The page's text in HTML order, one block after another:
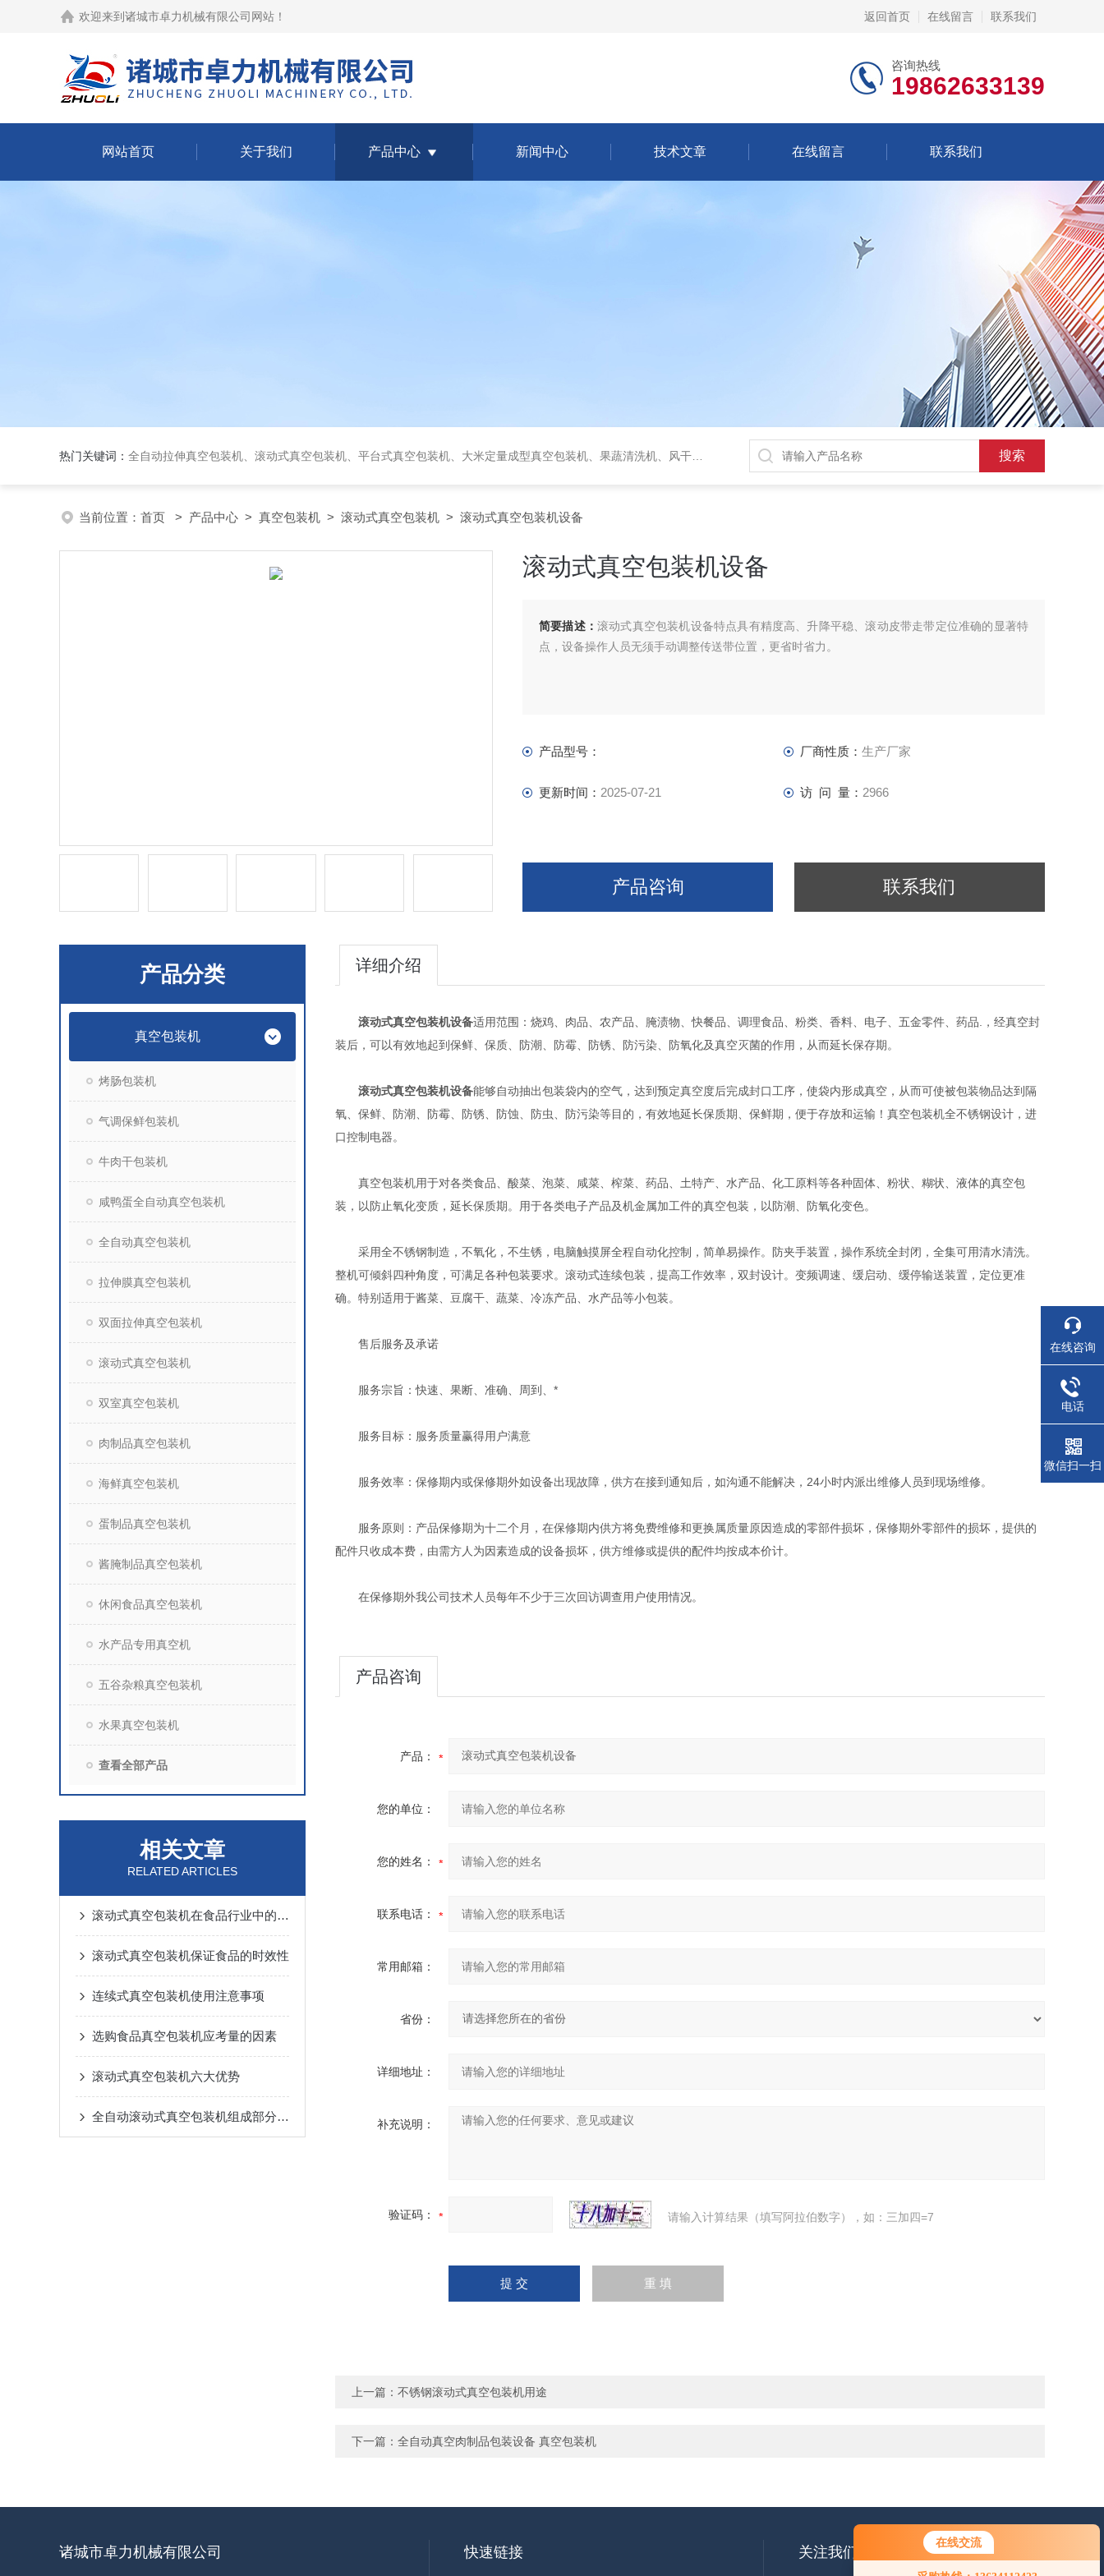
在线交流
欢迎来到 诸城市卓力机械有限公司网站 ！ 返回首页 在线留言 联系我们
咨询热线
19862633139
网站首页 关于我们 产品中心 新闻中心 技术文章 在线留言 联系我们
热门关键词： 全自动拉伸真空包装机、滚动式真空包装机、平台式真空包装机、大米定量成型真空包装机、果蔬清洗机、风干机、巴氏灭菌机、烘干机、输送台、夹层锅、杀菌锅等。
当前位置： 首页 > 产品中心 > 真空包装机 > 滚动式真空包装机 > 滚动式真空包装机设备
滚动式真空包装机设备
简要描述： 滚动式真空包装机设备特点具有精度高、升降平稳、滚动皮带走带定位准确的显著特
点，设备操作人员无须手动调整传送带位置，更省时省力。
产品型号： 厂商性质： 生产厂家
更新时间： 2025-07-21 访 问 量： 2966
产品咨询 联系我们
产品分类
真空包装机
烤肠包装机
气调保鲜包装机
牛肉干包装机
咸鸭蛋全自动真空包装机
全自动真空包装机
拉伸膜真空包装机
双面拉伸真空包装机
滚动式真空包装机
双室真空包装机
肉制品真空包装机
海鲜真空包装机
蛋制品真空包装机
酱腌制品真空包装机
休闲食品真空包装机
水产品专用真空机
五谷杂粮真空包装机
水果真空包装机
查看全部产品
相关文章
RELATED ARTICLES
滚动式真空包装机在食品行业中的应用
滚动式真空包装机保证食品的时效性
连续式真空包装机使用注意事项
选购食品真空包装机应考量的因素
滚动式真空包装机六大优势
全自动滚动式真空包装机组成部分及功能
详细介绍
滚动式真空包装机设备适用范围：烧鸡、肉品、农产品、腌渍物、快餐品、调理食品、粉类、香料、电子、五金零件、药品.，经真空封
装后，可以有效地起到保鲜、保质、防潮、防霉、防锈、防污染、防氧化及真空灭菌的作用，从而延长保存期。
滚动式真空包装机设备能够自动抽出包装袋内的空气，达到预定真空度后完成封口工序，使袋内形成真空，从而可使被包装物品达到隔
氧、保鲜、防潮、防霉、防锈、防蚀、防虫、防污染等目的，有效地延长保质期、保鲜期，便于存放和运输！真空包装机全不锈钢设计，进
口控制电器。
真空包装机用于对各类食品、酸菜、泡菜、咸菜、榨菜、药品、土特产、水产品、化工原料等各种固体、粉状、糊状、液体的真空包
装，以防止氧化变质，延长保质期。用于各类电子产品及机金属加工件的真空包装，以防潮、防氧化变色。
采用全不锈钢制造，不氧化，不生锈，电脑触摸屏全程自动化控制，简单易操作。防夹手装置，操作系统全封闭，全集可用清水清洗。
整机可倾斜四种角度，可满足各种包装要求。滚动式连续包装，提高工作效率，双封设计。变频调速、缓启动、缓停输送装置，定位更准
确。特别适用于酱菜、豆腐干、蔬菜、冷冻产品、水产品等小包装。
售后服务及承诺
服务宗旨：快速、果断、准确、周到、*
服务目标：服务质量赢得用户满意
服务效率：保修期内或保修期外如设备出现故障，供方在接到通知后，如沟通不能解决，24小时内派出维修人员到现场维修。
服务原则：产品保修期为十二个月，在保修期内供方将免费维修和更换属质量原因造成的零部件损坏，保修期外零部件的损坏，提供的
配件只收成本费，由需方人为因素造成的设备损坏，供方维修或提供的配件均按成本价计。
在保修期外我公司技术人员每年不少于三次回访调查用户使用情况。
产品咨询
产品：
您的单位：
您的姓名：
联系电话：
常用邮箱：
省份：
详细地址：
补充说明：
验证码： 请输入计算结果（填写阿拉伯数字），如：三加四=7
上一篇： 不锈钢滚动式真空包装机用途
下一篇： 全自动真空肉制品包装设备 真空包装机
诸城市卓力机械有限公司 快速链接 关注我们
在线咨询
电话
微信扫一扫